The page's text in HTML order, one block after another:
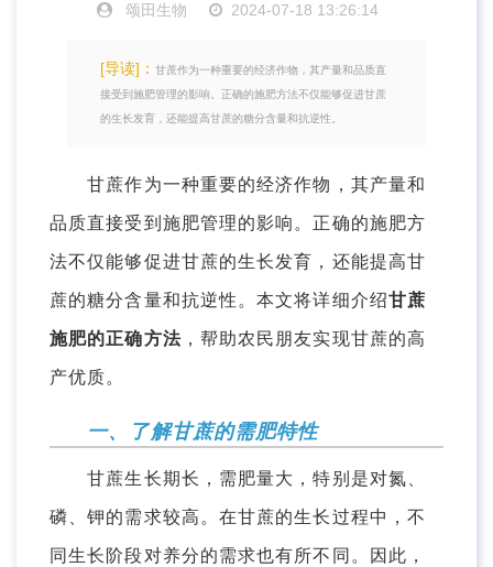
颂田生物 2024-07-18 13:26:14
[导读]： 甘蔗作为一种重要的经济作物，其产量和品质直
接受到施肥管理的影响。正确的施肥方法不仅能够促进甘蔗
的生长发育，还能提高甘蔗的糖分含量和抗逆性。
甘蔗作为一种重要的经济作物，其产量和
品质直接受到施肥管理的影响。正确的施肥方
法不仅能够促进甘蔗的生长发育，还能提高甘
蔗的糖分含量和抗逆性。本文将详细介绍甘蔗
施肥的正确方法，帮助农民朋友实现甘蔗的高
产优质。
一、了解甘蔗的需肥特性
甘蔗生长期长，需肥量大，特别是对氮、
磷、钾的需求较高。在甘蔗的生长过程中，不
同生长阶段对养分的需求也有所不同。因此，